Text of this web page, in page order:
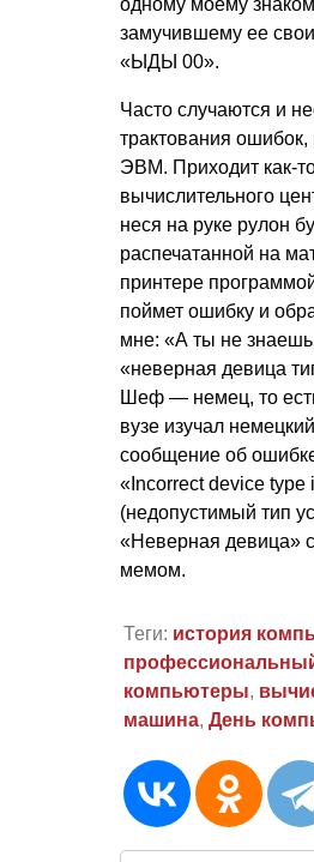
одному моему
замучившему ее
«ЫДЫ 00».
Часто случаются и
трактования
ЭВМ. Приходит как-
вычислительного
неся на руке рулон
распечатанной на
принтере
поймет ошибку и
мне: «А ты не
«неверная девица
Шеф — немец, то
вузе изучал
сообщение об
«Incorrect device type
(недопустимый тип
«Неверная девица»
мемом.
Теги: история
компьютеры,
машина, День